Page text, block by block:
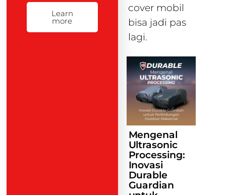
Learn
more
cover mobil
bisa jadi pas
lagi.
Mengenal
Ultrasonic
Processing:
Inovasi
Durable
Guardian